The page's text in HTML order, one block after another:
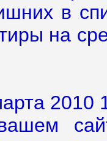
в
на
2010